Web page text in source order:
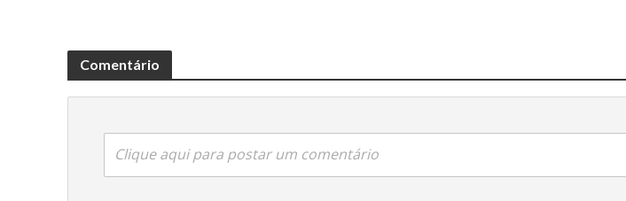
Comentário
Clique aqui para postar um comentário